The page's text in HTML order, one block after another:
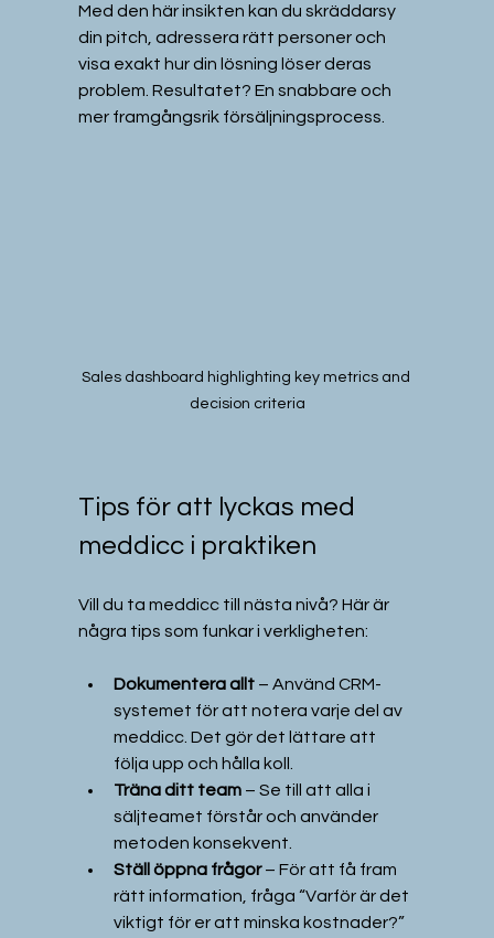
Med den här insikten kan du skräddarsy
din pitch, adressera rätt personer och
visa exakt hur din lösning löser deras
problem. Resultatet? En snabbare och
mer framgångsrik försäljningsprocess.
Sales dashboard highlighting key metrics and
decision criteria
Tips för att lyckas med
meddicc i praktiken
Vill du ta meddicc till nästa nivå? Här är
några tips som funkar i verkligheten:
Dokumentera allt – Använd CRM-
systemet för att notera varje del av
meddicc. Det gör det lättare att
följa upp och hålla koll.
Träna ditt team – Se till att alla i
säljteamet förstår och använder
metoden konsekvent.
Ställ öppna frågor – För att få fram
rätt information, fråga “Varför är det
viktigt för er att minska kostnader?”